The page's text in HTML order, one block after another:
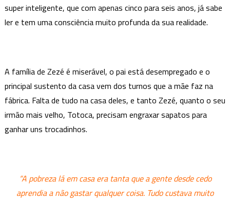
super inteligente, que com apenas cinco para seis anos, já sabe
ler e tem uma consciência muito profunda da sua realidade.
A família de Zezé é miserável, o pai está desempregado e o
principal sustento da casa vem dos turnos que a mãe faz na
fábrica. Falta de tudo na casa deles, e tanto Zezé, quanto o seu
irmão mais velho, Totoca, precisam engraxar sapatos para
ganhar uns trocadinhos.
“A pobreza lá em casa era tanta que a gente desde cedo
aprendia a não gastar qualquer coisa. Tudo custava muito